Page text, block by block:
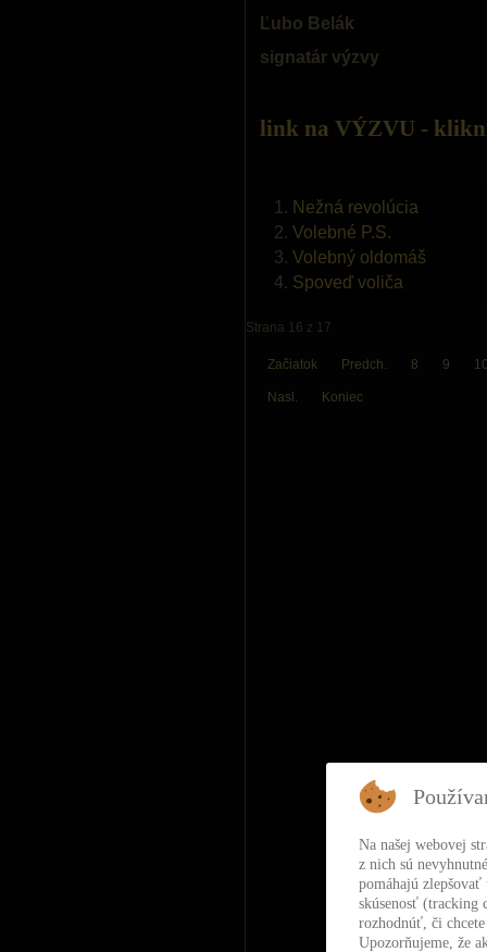
Ľubo Belák
signatár výzvy
link na VÝZVU -
Nežná revolúcia
Volebné P.S.
Volebný oldomáš
Spoveď voliča
Strana 16 z 17
Začiatok Predch. 8 9
Nasl. Koniec
Na našej webovej
z nich sú
pomáhajú
skúsenosť (tracking
rozhodnúť, či
Upozorňujeme, že